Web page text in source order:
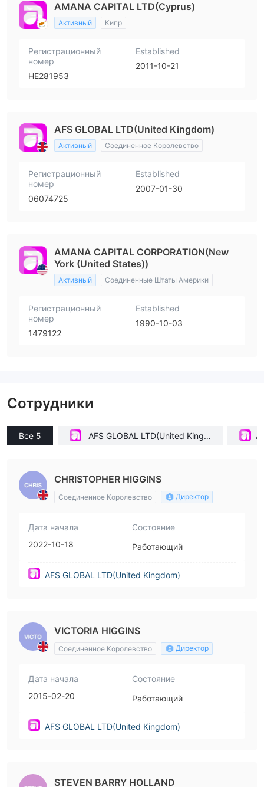
AMANA CAPITAL LTD(Cyprus)
Активный Кипр
Регистрационный
номер
HE281953
Established
2011-10-21
AFS GLOBAL LTD(United Kingdom)
Активный Соединенное Королевство
Регистрационный
номер
06074725
Established
2007-01-30
AMANA CAPITAL CORPORATION(New
York (United States))
Активный Соединенные Штаты Америки
Регистрационный
номер
1479122
Established
1990-10-03
Сотрудники
Все 5
AFS GLOBAL LTD(United Kingd
CHRISTOPHER HIGGINS
Соединенное Королевство Директор
Дата начала
2022-10-18
Состояние
Работающий
AFS GLOBAL LTD(United Kingdom)
VICTORIA HIGGINS
Соединенное Королевство Директор
Дата начала
2015-02-20
Состояние
Работающий
AFS GLOBAL LTD(United Kingdom)
STEVEN BARRY HOLLAND